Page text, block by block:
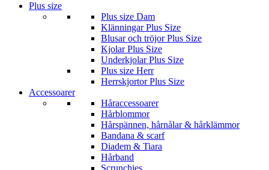
Plus size
Plus size Dam
Klänningar Plus Size
Blusar och tröjor Plus Size
Kjolar Plus Size
Underkjolar Plus Size
Plus size Herr
Herrskjortor Plus Size
Accessoarer
Håraccessoarer
Hårblommor
Hårspännen, hårnålar & hårklämmor
Bandana & scarf
Diadem & Tiara
Hårband
Scrunchies